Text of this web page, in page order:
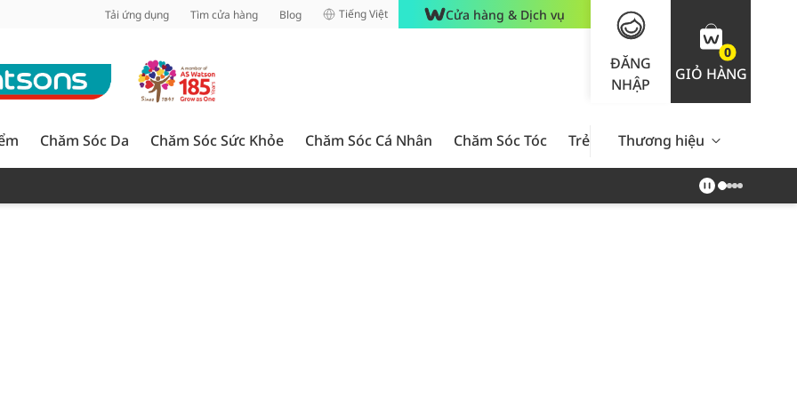
Tải ứng dụng Tìm cửa hàng Blog Tiếng Việt Cửa hàng & Dịch vụ
ĐĂNG
NHẬP
0
GIỎ HÀNG
Chăm Sóc Da Chăm Sóc Sức Khỏe Chăm Sóc Cá Nhân Chăm Sóc Tóc Trẻ Em Nam Giới Chăm Sóc
Thương hiệu